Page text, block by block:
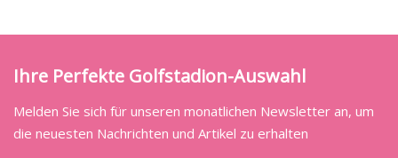
Ihre Perfekte Golfstadion-Auswahl
Melden Sie sich für unseren monatlichen Newsletter an, um
die neuesten Nachrichten und Artikel zu erhalten